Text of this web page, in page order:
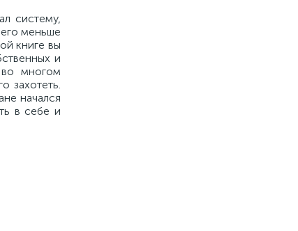
систему,
меньше
книге вы
и
многом
захотеть.
начался
в себе и